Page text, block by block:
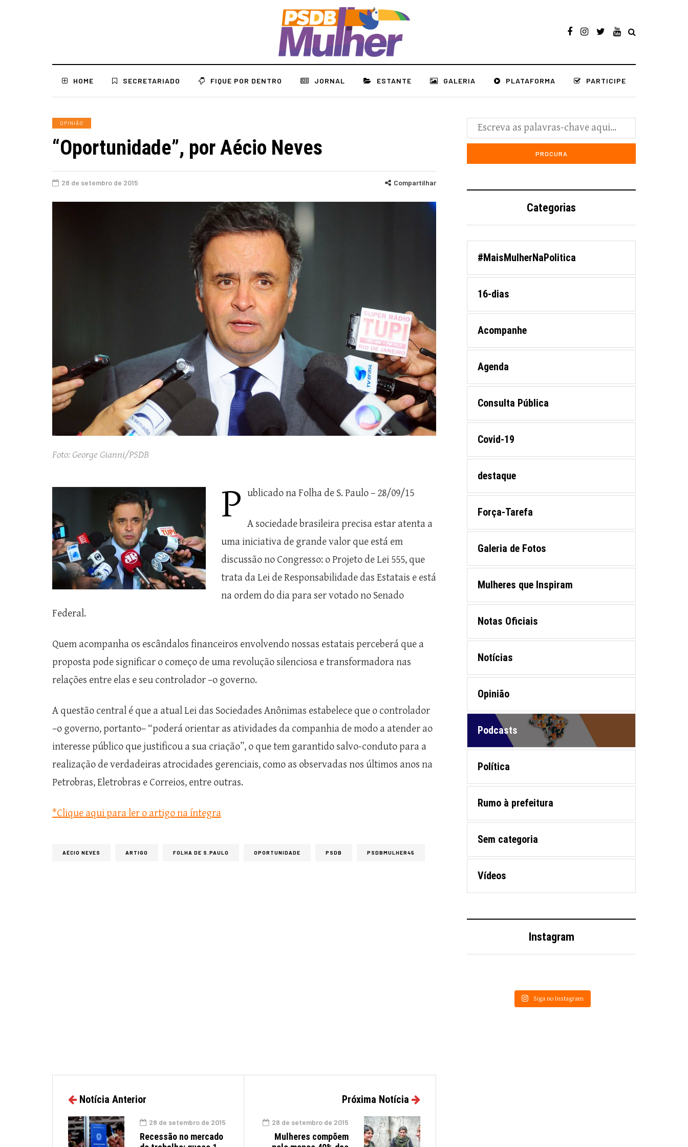
HOME SECRETARIADO FIQUE POR DENTRO JORNAL ESTANTE GALERIA PLATAFORMA PARTICIPE
OPINIÃO
“Oportunidade”, por Aécio Neves
28 de setembro de 2015 Compartilhar
Foto: George Gianni/PSDB
P ublicado na Folha de S. Paulo – 28/09/15
A sociedade brasileira precisa estar atenta a
uma iniciativa de grande valor que está em
discussão no Congresso: o Projeto de Lei 555, que
trata da Lei de Responsabilidade das Estatais e está
na ordem do dia para ser votado no Senado
Federal.
Quem acompanha os escândalos financeiros envolvendo nossas estatais perceberá que a
proposta pode significar o começo de uma revolução silenciosa e transformadora nas
relações entre elas e seu controlador –o governo.
A questão central é que a atual Lei das Sociedades Anônimas estabelece que o controlador
–o governo, portanto– “poderá orientar as atividades da companhia de modo a atender ao
interesse público que justificou a sua criação”, o que tem garantido salvo-conduto para a
realização de verdadeiras atrocidades gerenciais, como as observadas nos últimos anos na
Petrobras, Eletrobras e Correios, entre outras.
*Clique aqui para ler o artigo na íntegra
AÉCIO NEVES ARTIGO FOLHA DE S.PAULO OPORTUNIDADE PSDB PSDBMULHER45
Categorias
#MaisMulherNaPolitica
16-dias
Acompanhe
Agenda
Consulta Pública
Covid-19
destaque
Força-Tarefa
Galeria de Fotos
Mulheres que Inspiram
Notas Oficiais
Notícias
Opinião
Podcasts
Política
Rumo à prefeitura
Sem categoria
Vídeos
Instagram
Siga no Instagram
Notícia Anterior
28 de setembro de 2015
Recessão no mercado
Próxima Notícia
28 de setembro de 2015
Mulheres compõem